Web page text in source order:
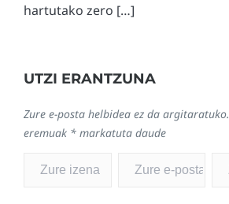
hartutako zero […]
UTZI ERANTZUNA
Zure e-posta helbidea ez da argitaratuko.
eremuak * markatuta daude